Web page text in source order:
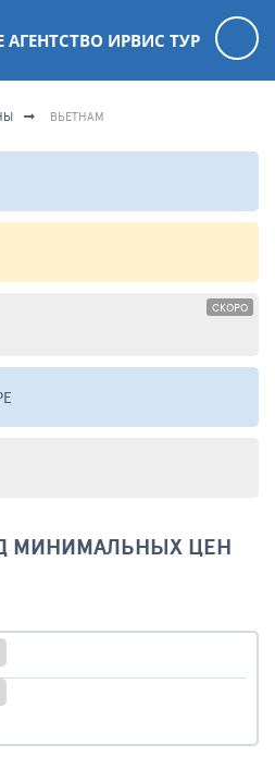
АГЕНТСТВО ИРВИС ТУР
ВЬЕТНАМ
СКОРО
МИНИМАЛЬНЫХ ЦЕН